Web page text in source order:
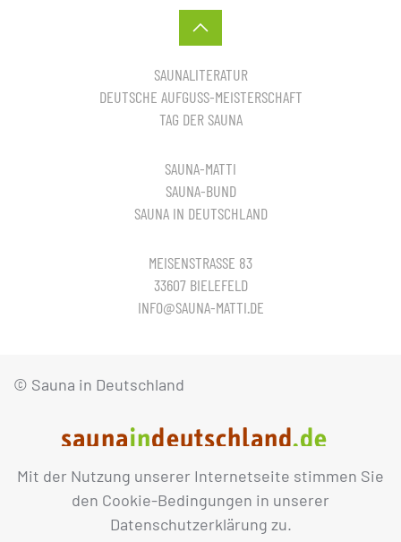
Mit der Nutzung unserer Internetseite stimmen Sie
den Cookie-Bedingungen in unserer
Datenschutzerklärung zu.
SAUNALITERATUR
DEUTSCHE AUFGUSS-MEISTERSCHAFT
TAG DER SAUNA
SAUNA-MATTI
SAUNA-BUND
SAUNA IN DEUTSCHLAND
MEISENSTRASSE 83
33607 BIELEFELD
INFO@SAUNA-MATTI.DE
© Sauna in Deutschland
IMPRESSUM DATENSCHUTZ